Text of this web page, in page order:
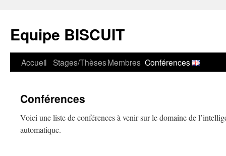
Equipe BISCUIT
Aller
contenu
Accueil Stages/ThèsesMembres Conférences
Conférences
Voici une liste de conférences à venir sur le domaine de
automatique.